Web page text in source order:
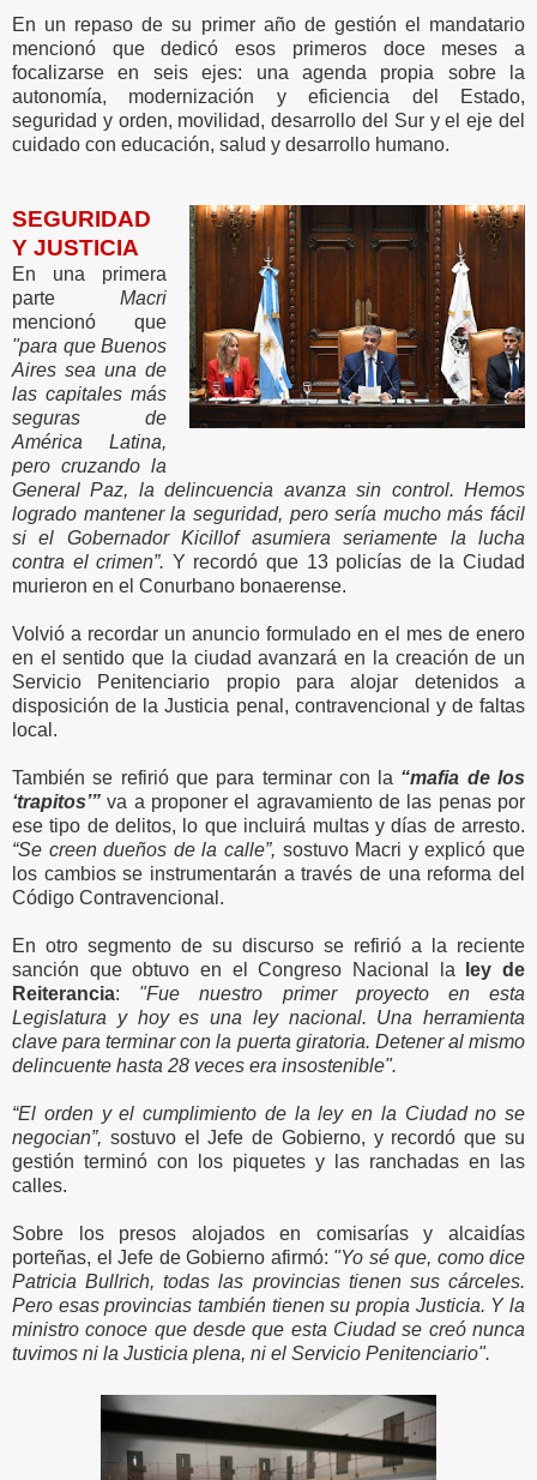
En un repaso de su primer año de gestión el mandatario
mencionó que dedicó esos primeros doce meses a
focalizarse en seis ejes: una agenda propia sobre la
autonomía, modernización y eficiencia del Estado,
seguridad y orden, movilidad, desarrollo del Sur y el eje del
cuidado con educación, salud y desarrollo humano.
SEGURIDAD
Y JUSTICIA
En una primera
parteMacri
mencionó que
"para que Buenos
Aires sea una de
las capitales más
seguras de
América Latina,
pero cruzando la
General Paz, la delincuencia avanza sin control. Hemos
logrado mantener la seguridad, pero sería mucho más fácil
si el Gobernador Kicillof asumiera seriamente la lucha
contra el crimen”. Y recordó que 13 policías de la Ciudad
murieron en el Conurbano bonaerense.
Volvió a recordar un anuncio formulado en el mes de enero
en el sentido que la ciudad avanzará en la creación de un
Servicio Penitenciario propio para alojar detenidos a
disposición de la Justicia penal, contravencional y de faltas
local.
También se refirió que para terminar con la “mafia de los
‘trapitos’” va a proponer el agravamiento de las penas por
ese tipo de delitos, lo que incluirá multas y días de arresto.
“Se creen dueños de la calle”, sostuvo Macri y explicó que
los cambios se instrumentarán a través de una reforma del
Código Contravencional.
En otro segmento de su discurso se refirió a la reciente
sanción que obtuvo en el Congreso Nacional la
ley de
Reiterancia: "Fue nuestro primer proyecto en esta
Legislatura y hoy es una ley nacional. Una herramienta
clave para terminar con la puerta giratoria. Detener al mismo
delincuente hasta 28 veces era insostenible".
“El orden y el cumplimiento de la ley en la Ciudad no se
negocian”, sostuvo el Jefe de Gobierno, y recordó que su
gestión terminó con los piquetes y las ranchadas en las
calles.
Sobre los presos alojados en comisarías y alcaidías
porteñas, el Jefe de Gobierno afirmó: "Yo sé que, como dice
Patricia Bullrich, todas las provincias tienen sus cárceles.
Pero esas provincias también tienen su propia Justicia. Y la
ministro conoce que desde que esta Ciudad se creó nunca
tuvimos ni la Justicia plena, ni el Servicio Penitenciario".